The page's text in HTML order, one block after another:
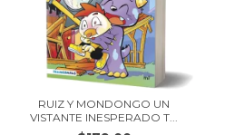
RUIZ Y MONDONGO UN
VISTANTE INESPERADO T...